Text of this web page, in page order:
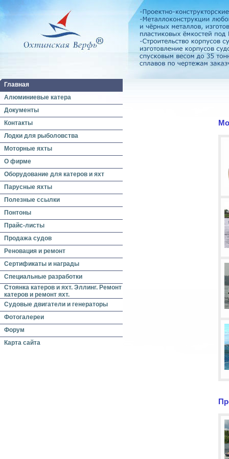
Главная
Алюминиевые катера
Документы
Контакты
Лодки для рыболовства
Моторные яхты
О фирме
Оборудование для катеров и яхт
Парусные яхты
Полезные ссылки
Понтоны
Прайс-листы
Продажа судов
Реновация и ремонт
Сертификаты и награды
Специальные разработки
Стоянка катеров и яхт. Эллинг. Ремонт
катеров и ремонт яхт.
Судовые двигатели и генераторы
Фотогалереи
Форум
Карта сайта